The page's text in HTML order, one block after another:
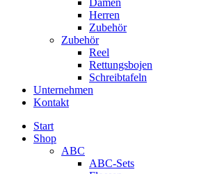
Damen
Herren
Zubehör
Zubehör
Reel
Rettungsbojen
Schreibtafeln
Unternehmen
Kontakt
Start
Shop
ABC
ABC-Sets